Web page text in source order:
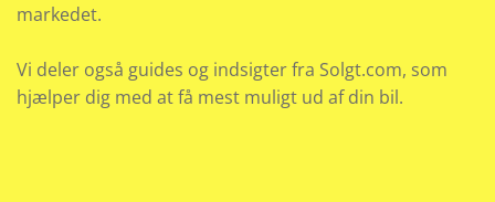
markedet.
Vi deler også guides og indsigter fra Solgt.com, som
hjælper dig med at få mest muligt ud af din bil.